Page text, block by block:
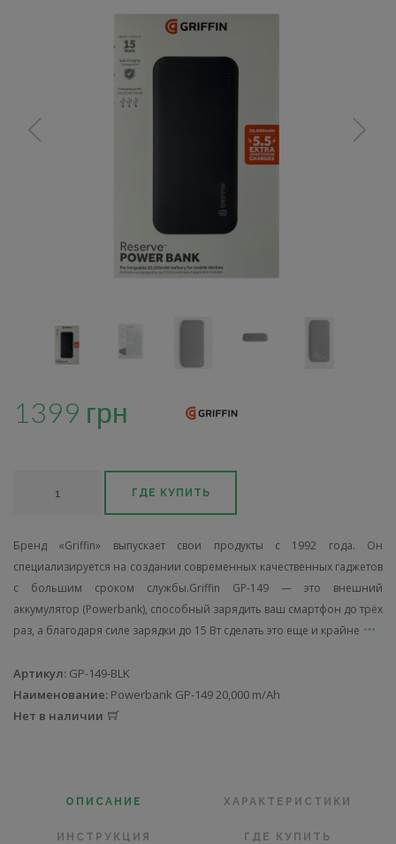
1399 грн
ГДЕ КУПИТЬ
Бренд «Griffin» выпускает свои продукты с 1992 года. Он
специализируется на создании современных качественных гаджетов
с большим сроком службы.Griffin GP-149 — это внешний
аккумулятор (Powerbank), способный зарядить ваш смартфон до трёх
раз, а благодаря силе зарядки до 15 Вт сделать это еще и крайне
Артикул: GP-149-BLK
Наименование: Powerbank GP-149 20,000 m/Ah
Нет в наличии
ОПИСАНИЕ ХАРАКТЕРИСТИКИ
ИНСТРУКЦИЯ ГДЕ КУПИТЬ